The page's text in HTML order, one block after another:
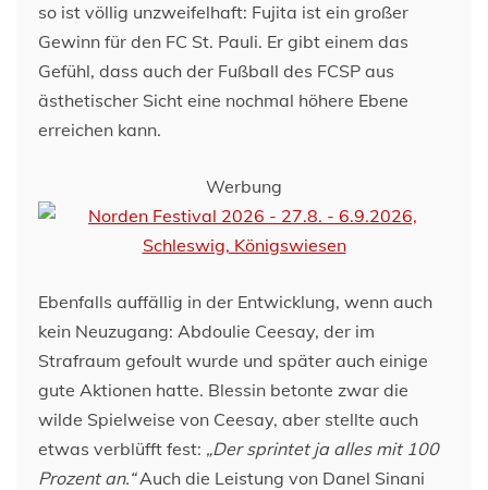
so ist völlig unzweifelhaft: Fujita ist ein großer
Gewinn für den FC St. Pauli. Er gibt einem das
Gefühl, dass auch der Fußball des FCSP aus
ästhetischer Sicht eine nochmal höhere Ebene
erreichen kann.
Werbung
Ebenfalls auffällig in der Entwicklung, wenn auch
kein Neuzugang: Abdoulie Ceesay, der im
Strafraum gefoult wurde und später auch einige
gute Aktionen hatte. Blessin betonte zwar die
wilde Spielweise von Ceesay, aber stellte auch
etwas verblüfft fest: „Der sprintet ja alles mit 100
Prozent an.“Auch die Leistung von Danel Sinani